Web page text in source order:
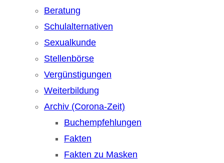
Beratung
Schulalternativen
Sexualkunde
Stellenbörse
Vergünstigungen
Weiterbildung
Archiv (Corona-Zeit)
Buchempfehlungen
Fakten
Fakten zu Masken